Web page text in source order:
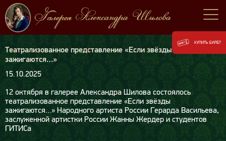
Театрализованное представление «Если звёзды
зажигаются…»
15.10.2025
12 октября в галерее Александра Шилова состоялось
театрализованное представление «Если звёзды
зажигаются…» Народного артиста России Герарда Васильева,
заслуженной артистки России Жанны Жердер и студентов
ГИТИСа
КУПИТЬ БИЛЕТ